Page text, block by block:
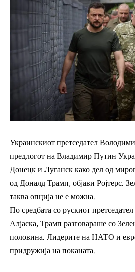
Украинскиот претседател
предлогот на Владимир Путин
Донецк и Луганск како дел од
од Доналд Трамп, објави Ројтерс.
таква опција не е можна.
По средбата со рускиот
Алјаска, Трамп разговараше со
половина. Лидерите на НАТО и
придружија на поканата.